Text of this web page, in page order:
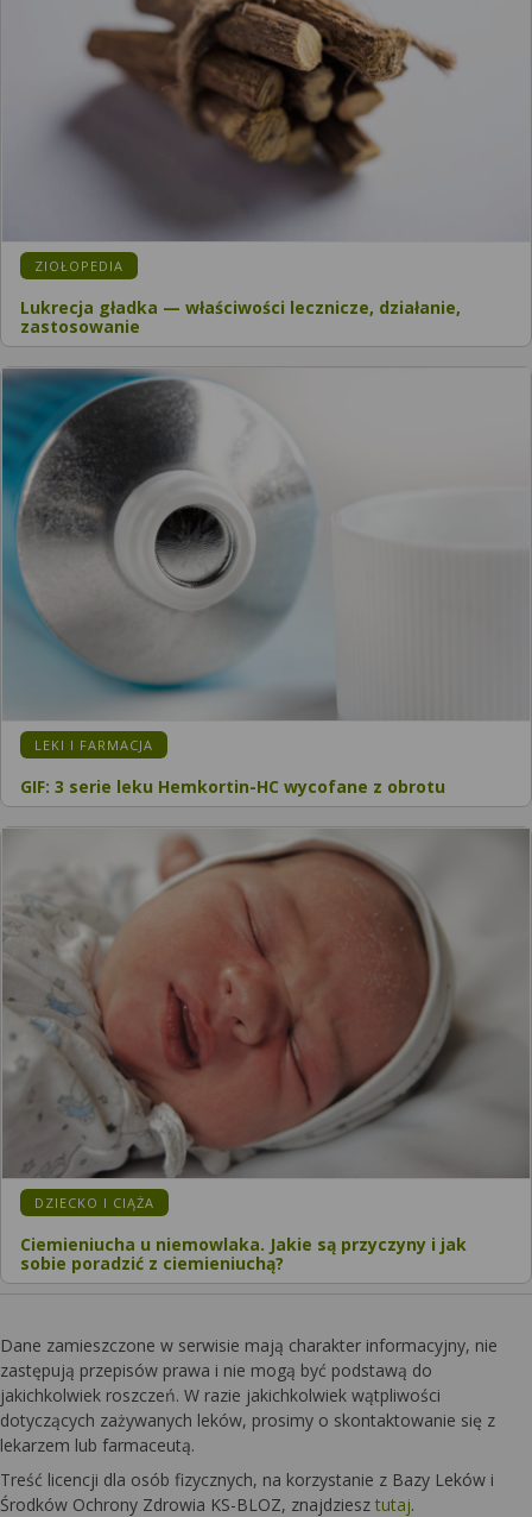
ZIOŁOPEDIA
Lukrecja gładka — właściwości lecznicze, działanie,
zastosowanie
LEKI I FARMACJA
GIF: 3 serie leku Hemkortin-HC wycofane z obrotu
DZIECKO I CIĄŻA
Ciemieniucha u niemowlaka. Jakie są przyczyny i jak
sobie poradzić z ciemieniuchą?
Dane zamieszczone w serwisie mają charakter informacyjny, nie
zastępują przepisów prawa i nie mogą być podstawą do
jakichkolwiek roszczeń. W razie jakichkolwiek wątpliwości
dotyczących zażywanych leków, prosimy o skontaktowanie się z
lekarzem lub farmaceutą.
Treść licencji dla osób fizycznych, na korzystanie z Bazy Leków i
Środków Ochrony Zdrowia KS-BLOZ, znajdziesz tutaj.